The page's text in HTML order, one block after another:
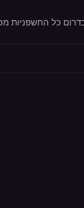
כל החשפניות